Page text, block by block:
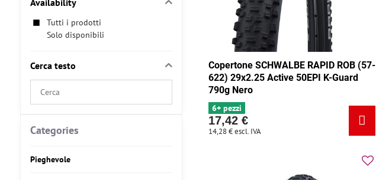
Copertone SCHWALBE RAPID ROB (57-
622) 29x2.25 Active 50EPI K-Guard
790g Nero
6+ pezzi
17,42 €
14,28 €escl. IVA
Availability
Tutti i prodotti
Solo disponibili
Cerca testo
Search
by
Categories
Pieghevole